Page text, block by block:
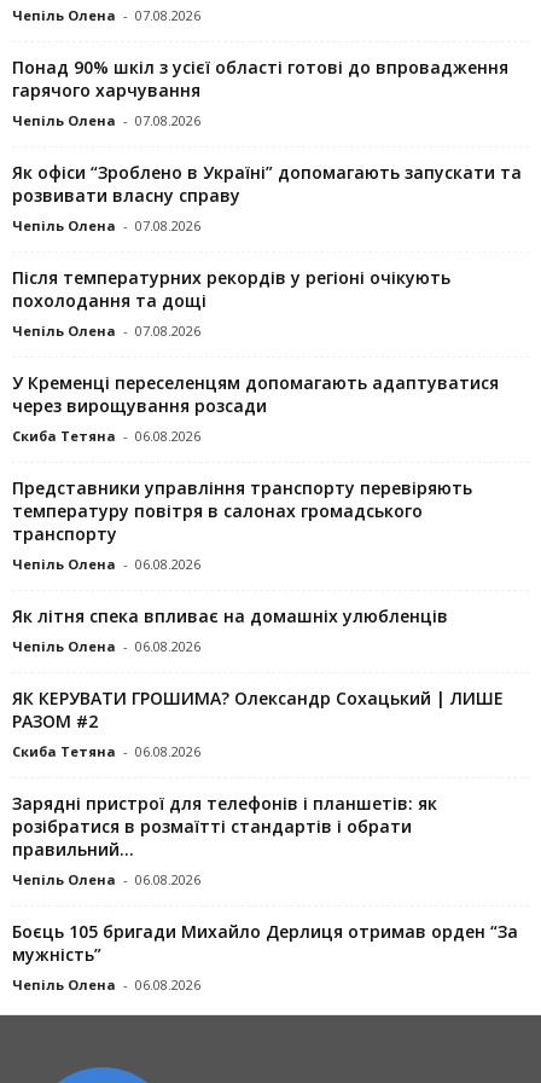
Чепіль Олена - 07.08.2026
Понад 90% шкіл з усієї області готові до впровадження
гарячого харчування
Чепіль Олена - 07.08.2026
Як офіси “Зроблено в Україні” допомагають запускaти та
розвивати власну справу
Чепіль Олена - 07.08.2026
Після температурних рекордів у регіоні очікують
похолодання та дощі
Чепіль Олена - 07.08.2026
У Кременці переселенцям допомагають адаптуватися
через вирощування розсади
Скиба Тетяна - 06.08.2026
Представники управління транспорту перевіряють
температуру повітря в салонах громадського
транспорту
Чепіль Олена - 06.08.2026
Як літня спека впливає на домашніх улюбленців
Чепіль Олена - 06.08.2026
ЯК КЕРУВАТИ ГРОШИМА? Олександр Сохацький | ЛИШЕ
РАЗОМ #2
Скиба Тетяна - 06.08.2026
Зарядні пристрої для телефонів і планшетів: як
розібратися в розмаїтті стандартів і обрати
правильний...
Чепіль Олена - 06.08.2026
Боєць 105 бригади Михайло Дерлиця отримав орден “За
мужність”
Чепіль Олена - 06.08.2026